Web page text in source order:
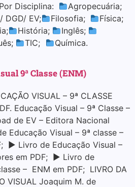
Disciplina:
Agropecuária;
DGD/ EV; Filosofia;
Física;
História;
Inglês;
TIC;
Química.
9ª Classe (ENM)
VISUAL – 9ª CLASSE
Educação Visual – 9ª Classe –
de EV – Editora Nacional
Educação Visual – 9ª classe –
▶ Livro de Educação Visual –
em PDF; ▶ Livro de
– ENM em PDF; LIVRO DA
VISUAL Joaquim M. de